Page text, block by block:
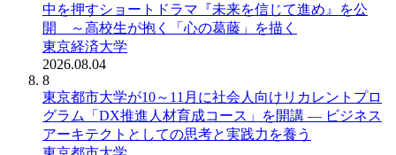
中を押すショートドラマ『未来を信じて進め』を公
開 ～高校生が抱く「心の葛藤」を描く
東京経済大学
2026.08.04
8
東京都市大学が10～11月に社会人向けリカレントプロ
グラム「DX推進人材育成コース」を開講 ― ビジネス
アーキテクトとしての思考と実践力を養う